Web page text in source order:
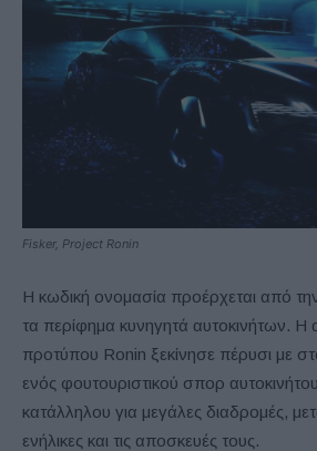
Fisker, Project Ronin
Η κωδική ονομασία προέρχεται από
τα περίφημα κυνηγητά αυτοκινήτων. Η
προτύπου Ronin ξεκίνησε πέρυσι με
ενός φουτουριστικού σπορ
κατάλληλου για μεγάλες διαδρομές,
ενήλικες και τις αποσκευές τους.